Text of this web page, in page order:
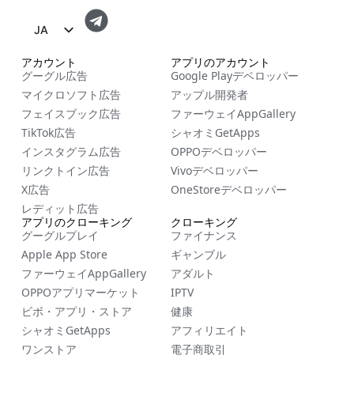
JA
EN
FR
ZH
NL
RU
DE
IT
CS
BG
EL
PL
アカウント
グーグル広告
マイクロソフト広告
フェイスブック広告
TikTok広告
インスタグラム広告
リンクトイン広告
X広告
レディット広告
クローキング
ファイナンス
ギャンブル
アダルト
IPTV
健康
アフィリエイト
電子商取引
アプリのアカウント
Google Playデベロッパー
アップル開発者
ファーウェイAppGallery
シャオミGetApps
OPPOデベロッパー
Vivoデベロッパー
OneStoreデベロッパー
アプリのクローキング
グーグルプレイ
Apple App Store
ファーウェイAppGallery
OPPOアプリマーケット
ビボ・アプリ・ストア
シャオミGetApps
ワンストア